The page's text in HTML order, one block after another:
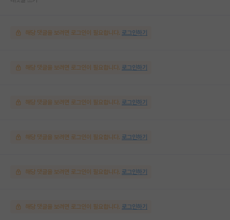
해당 댓글을 보려면 로그인이 필요합니다. 로그인하기
해당 댓글을 보려면 로그인이 필요합니다. 로그인하기
해당 댓글을 보려면 로그인이 필요합니다. 로그인하기
해당 댓글을 보려면 로그인이 필요합니다. 로그인하기
해당 댓글을 보려면 로그인이 필요합니다. 로그인하기
해당 댓글을 보려면 로그인이 필요합니다. 로그인하기